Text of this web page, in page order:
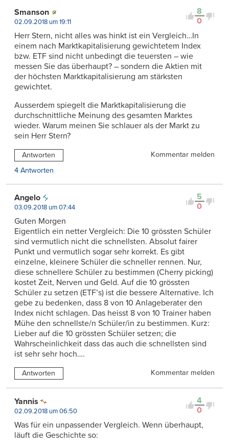
8
0
Smanson
02.09.2018 um 19:11
Herr Stern, nicht alles was hinkt ist ein Vergleich…In
einem nach Marktkapitalisierung gewichtetem Index
bzw. ETF sind nicht unbedingt die teuersten – wie
messen Sie das überhaupt? – sondern die Aktien mit
der höchsten Marktkapitalisierung am stärksten
gewichtet.
Ausserdem spiegelt die Marktkapitalisierung die
durchschnittliche Meinung des gesamten Marktes
wieder. Warum meinen Sie schlauer als der Markt zu
sein Herr Stern?
Antworten
Kommentar melden
4 Antworten
5
0
Angelo
03.09.2018 um 07:44
Guten Morgen
Eigentlich ein netter Vergleich: Die 10 grössten Schüler
sind vermutlich nicht die schnellsten. Absolut fairer
Punkt und vermutlich sogar sehr korrekt. Es gibt
einzelne, kleinere Schüler die schneller rennen. Nur,
diese schnellere Schüler zu bestimmen (Cherry picking)
kostet Zeit, Nerven und Geld. Auf die 10 grössten
Schüler zu setzen (ETF’s) ist die bessere Alternative. Ich
gebe zu bedenken, dass 8 von 10 Anlageberater den
Index nicht schlagen. Das heisst 8 von 10 Trainer haben
Mühe den schnellste/n Schüler/in zu bestimmen. Kurz:
Lieber auf die 10 grössten Schüler setzen; die
Wahrscheinlichkeit dass das auch die schnellsten sind
ist sehr sehr hoch….
Antworten Kommentar melden
4
0
Yannis
02.09.2018 um 06:50
Was für ein unpassender Vergleich. Wenn überhaupt,
läuft die Geschichte so: